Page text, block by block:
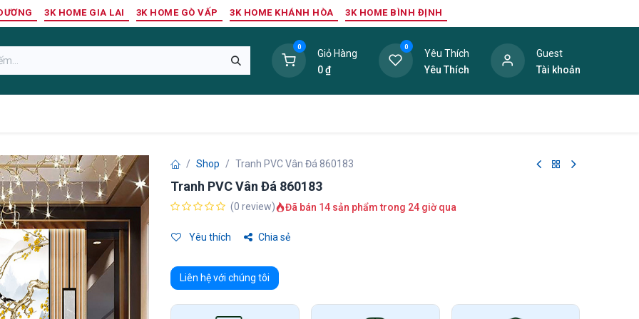
3K HOME GIA LAI 3K HOME GÒ VẤP 3K HOME KHÁNH HÒA 3K HOME BÌNH ĐỊNH
0
Giỏ Hàng
0₫
0
Yêu Thích
Yêu Thích
Guest
Tài khoản
Shop Tranh PVC Vân Đá 860183
Tranh PVC Vân Đá 860183
(0 review) Đã bán 14 sản phẩm trong 24 giờ qua
Yêu thích Chia sẻ
Liên hệ với chúng tôi